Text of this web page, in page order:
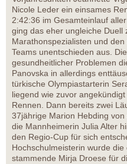
Nicole Leder ein einsames
2:42:36 im Gesamteinlauf
ging das eher ungleiche Duell
Marathonspezialisten und
Teams unentschieden aus.
gesundheitlicher Problemen
Panovska in allerdings
türkische Olympiastarterin
liegend wie zuvor
Rennen. Dann bereits zwei
37jährige Marion Hebding
die Mannheimerin Julia Alter
den Regio-Cup für sich
Hochschulmeisterin wurde
stammende Mirja Droese für